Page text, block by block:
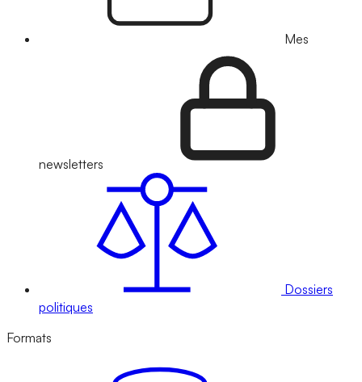
Mes
newsletters
Dossiers
politiques
Formats